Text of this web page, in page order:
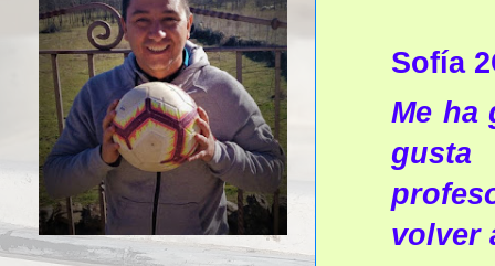
Sofía
Me ha
gusta
volver